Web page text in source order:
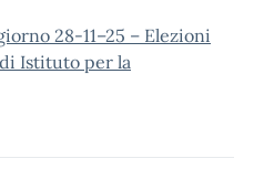
28-11–25 – Elezioni
Istituto per la